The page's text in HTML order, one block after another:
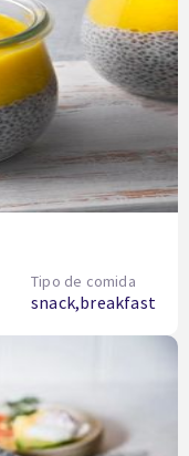
Tipo de comida
snack,breakfast